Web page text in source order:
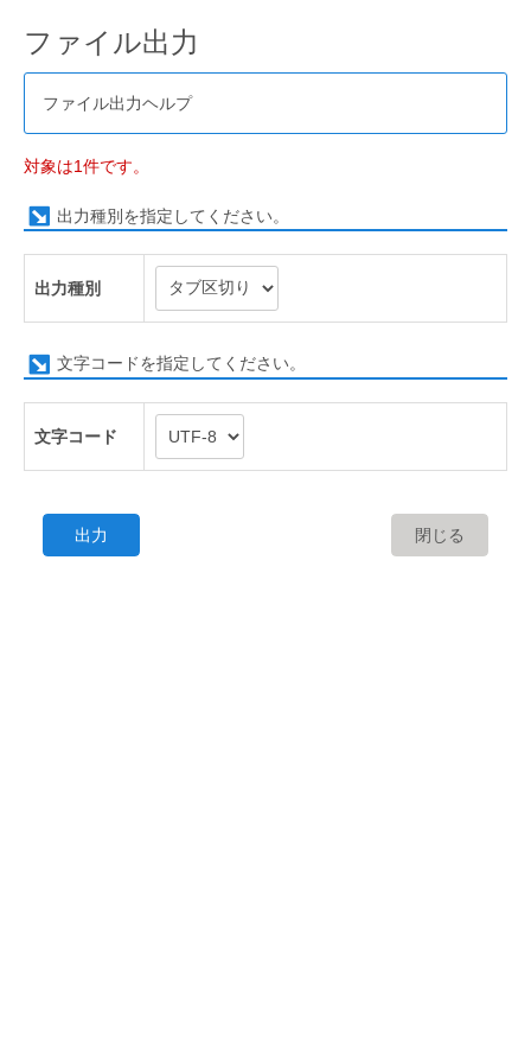
ファイル出力
ファイル出力ヘルプ
対象は1件です。
出力種別を指定してください。
出力種別
文字コードを指定してください。
文字コード